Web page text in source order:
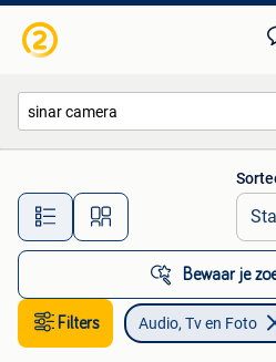
Alle
Bewaar je
Filters Audio, Tv en Foto